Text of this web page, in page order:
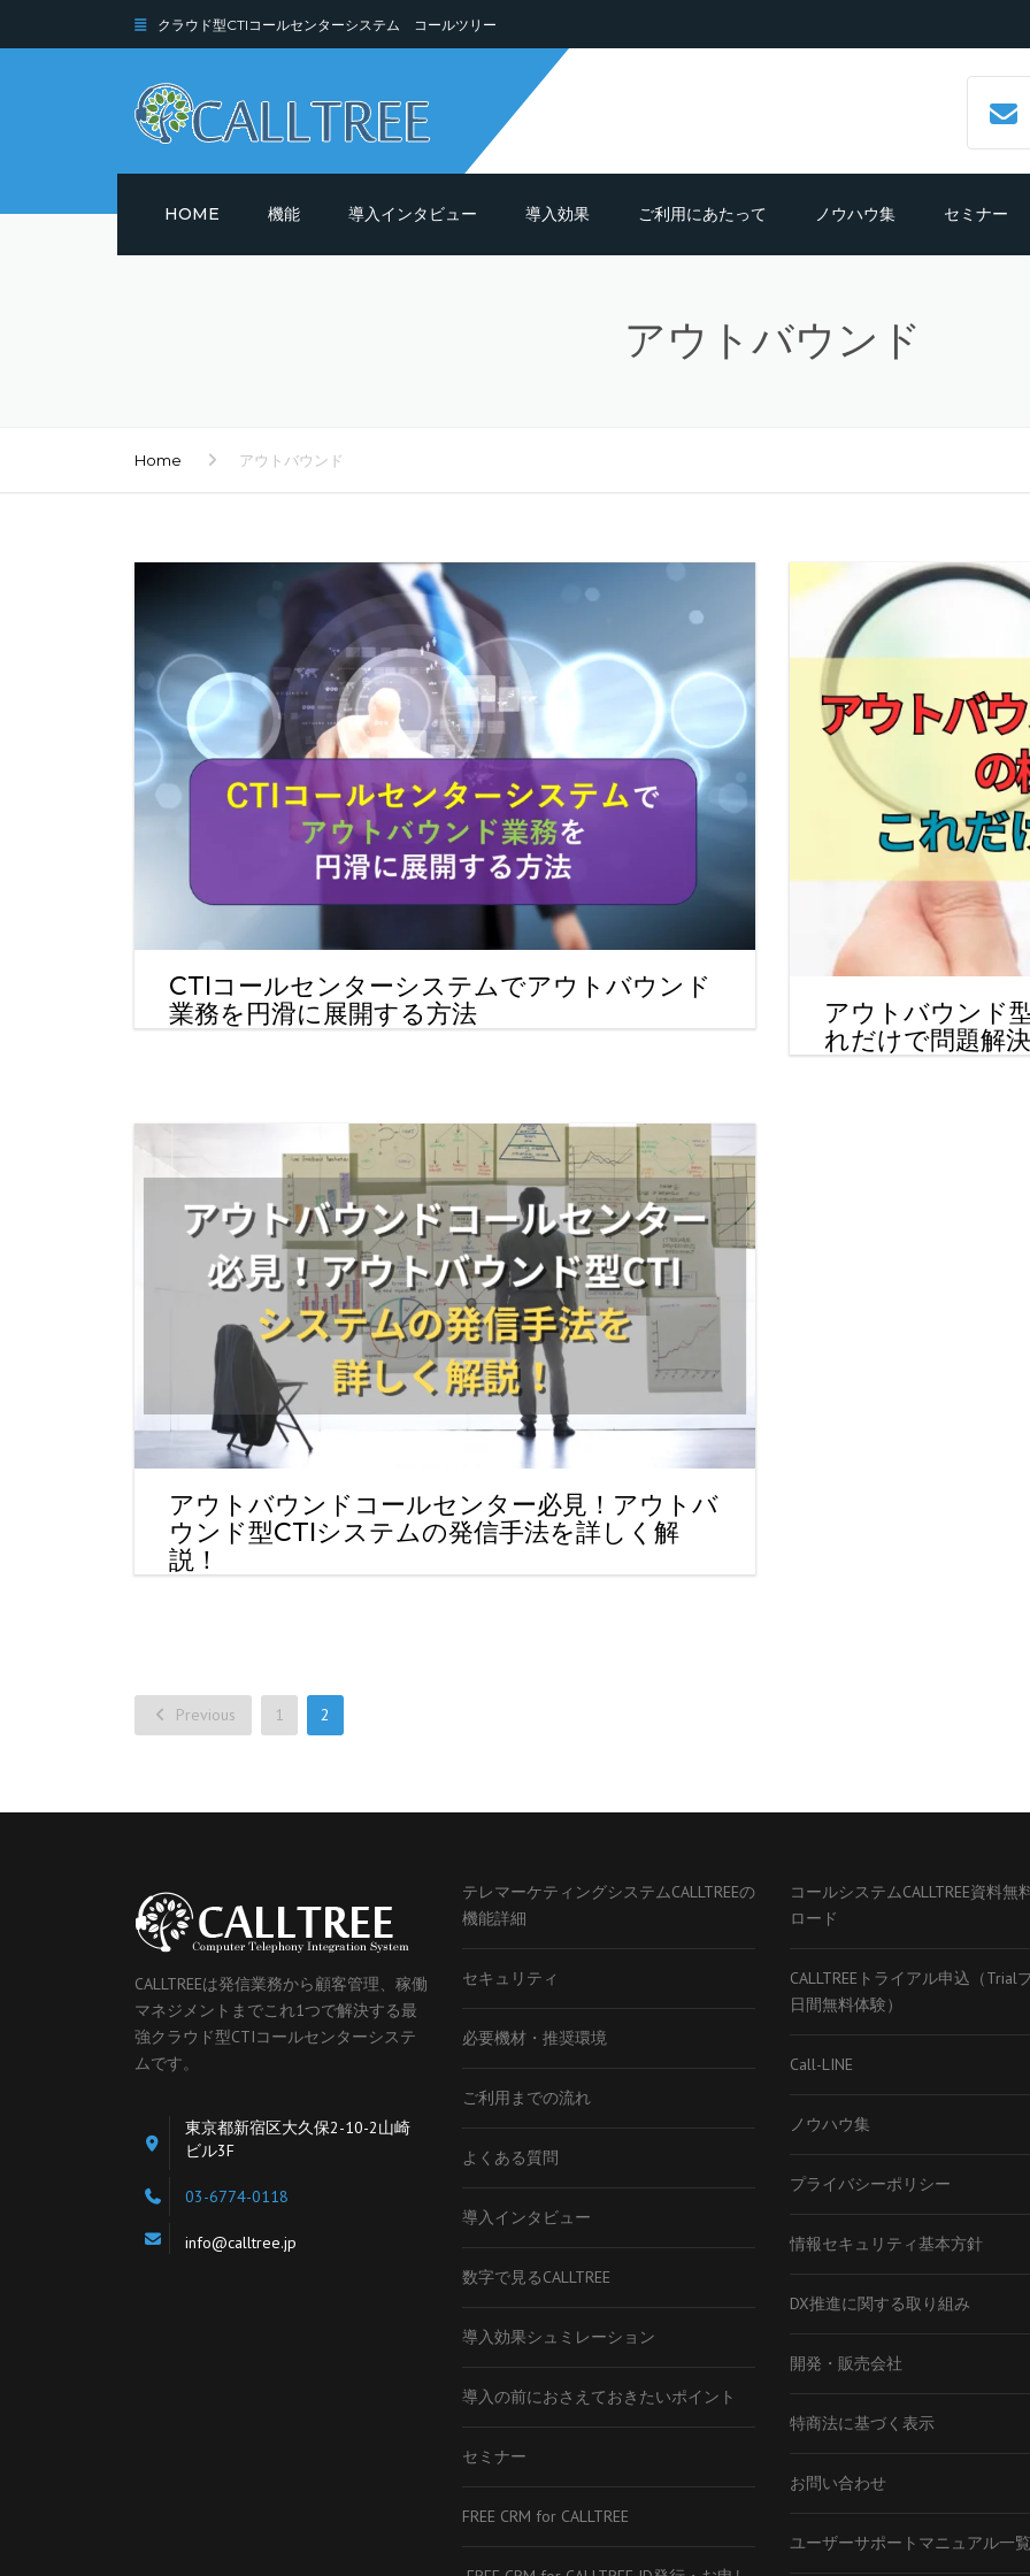
クラウド型CTIコールセンターシステム コールツリー
HOME 機能 導入インタビュー 導入効果
導入効果シュミレーション
ご利用にあたって
ご利用までの流れ
ノウハウ集
CTIシステムとは？導入メリット
紹介
テレマーケティングシステム機能
コールセンターシステムを導入す
メリットとデメリット
コールセンターの言葉遣いを総ざ
い！
コールセンターのモニタリング機
を徹底解説！評価基準や成功する
法とは？
コールセンター業務の効率化の方
インサイドセールスツールのおす
め6種！
セミナー
アウトバウンド
Home アウトバウンド
CTIコールセンターシステムでアウトバウンド
業務を円滑に展開する方法
アウトバウンド
れだけで問題解
アウトバウンドコールセンター必見！アウトバ
ウンド型CTIシステムの発信手法を詳しく解
説！
投
稿
ビ
ー
シ
ョ
ン
Previous 1 2
CALLTREEは発信業務から顧客管理、稼働
マネジメントまでこれ1つで解決する最
強クラウド型CTIコールセンターシステ
ムです。
東京都新宿区大久保2-10-2山崎
ビル3F
03-6774-0118
info@calltree.jp
テレマーケティングシステムCALLTREEの
機能詳細
セキュリティ
必要機材・推奨環境
ご利用までの流れ
よくある質問
導入インタビュー
数字で見るCALLTREE
導入効果シュミレーション
導入の前におさえておきたいポイント
セミナー
FREE CRM for CALLTREE
コールシステムCALLTREE資料無
ロード
CALLTREEトライアル申込（Trial
日間無料体験）
Call-LINE
ノウハウ集
プライバシーポリシー
情報セキュリティ基本方針
DX推進に関する取り組み
開発・販売会社
特商法に基づく表示
お問い合わせ
ユーザーサポートマニュアル一覧